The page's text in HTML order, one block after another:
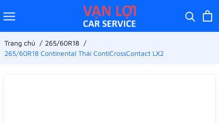
Trang chủ
265/60R18
265/60R18 Continental Thái ContiCrossContact LX2